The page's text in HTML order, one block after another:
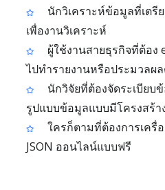
นักวิเคราะห์ข้อมูลที่เตรี
เพื่องานวิเคราะห์
ผู้ใช้งานสายธุรกิจที่ต้อง
ไปทำรายงานหรือประมวลผ
นักวิจัยที่ต้องจัดระเบียบ
รูปแบบข้อมูลแบบมีโครงสร้า
ใครก็ตามที่ต้องการเครื่
JSON ออนไลน์แบบฟรี